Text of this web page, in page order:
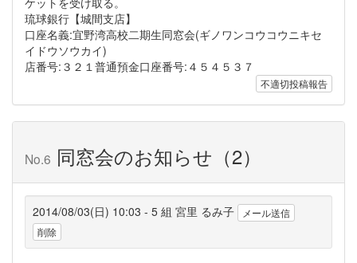
琉球銀行【城間支店】
口座名義:宜野湾高校二期生同窓会(ギノワンコウコウニキセ
イドウソウカイ)
店番号:３２１普通預金口座番号:４５４５３７
不適切投稿報告
No.6 同窓会のお知らせ（2）
2014/08/03(日) 10:03 - 5 組 宮里 るみ子
メール送信
削除